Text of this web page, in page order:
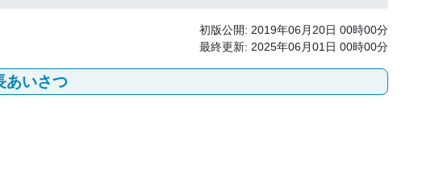
初版公開: 2019年06月20日 00時00分
最終更新: 2025年06月01日 00時00分
あいさつ